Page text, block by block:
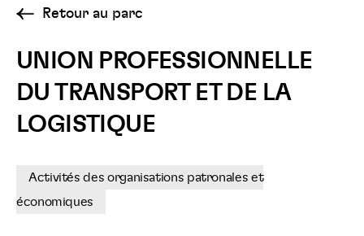
Retour au parc
UNION PROFESSIONNELLE
DU TRANSPORT ET DE LA
LOGISTIQUE
Activités des organisations patronales et
économiques